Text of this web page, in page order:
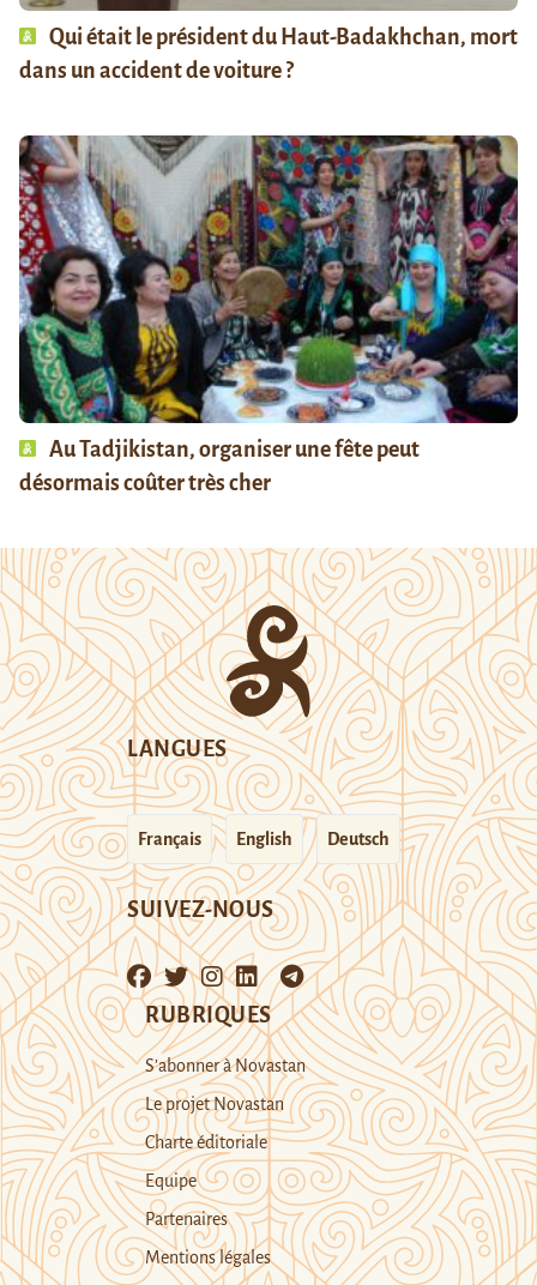
Qui était le président du Haut-Badakhchan, mort
dans un accident de voiture ?
Au Tadjikistan, organiser une fête peut
désormais coûter très cher
LANGUES
Français English Deutsch
SUIVEZ-NOUS
RUBRIQUES
S’abonner à Novastan
Le projet Novastan
Charte éditoriale
Equipe
Partenaires
Mentions légales